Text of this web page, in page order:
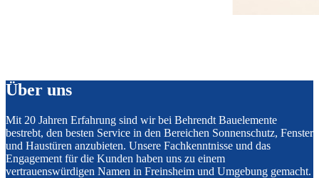
Über uns
Mit 20 Jahren Erfahrung sind wir bei Behrendt Bauelemente
bestrebt, den besten Service in den Bereichen Sonnenschutz, Fenster
und Haustüren anzubieten. Unsere Fachkenntnisse und das
Engagement für die Kunden haben uns zu einem
vertrauenswürdigen Namen in Freinsheim und Umgebung gemacht.